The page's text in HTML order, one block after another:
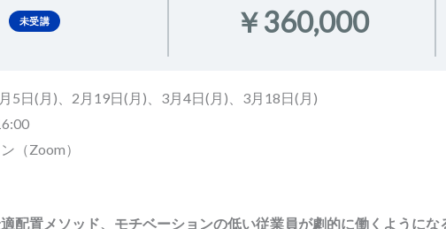
未受講 ￥360,000
5日(月)、2月19日(月)、3月4日(月)、3月18日(月)
（Zoom）
配置メソッド、モチベーションの低い従業員が劇的に働くように